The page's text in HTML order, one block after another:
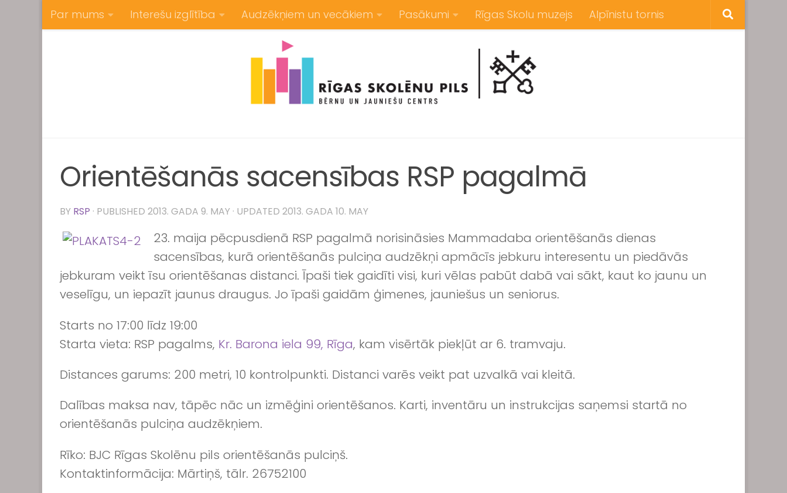
Skip to content
Par mums Interešu izglītība Audzēkņiem un vecākiem Pasākumi Rīgas Skolu muzejs Alpīnistu tornis
Orientēšanās sacensības RSP pagalmā
BY RSP · PUBLISHED 2013. GADA 9. MAY · UPDATED 2013. GADA 10. MAY
23. maija pēcpusdienā RSP pagalmā norisināsies Mammadaba orientēšanās dienas
sacensības, kurā orientēšanās pulciņa audzēkņi apmācīs jebkuru interesentu un piedāvās
jebkuram veikt īsu orientēšanas distanci. Īpaši tiek gaidīti visi, kuri vēlas pabūt dabā vai sākt, kaut ko jaunu un
veselīgu, un iepazīt jaunus draugus. Jo īpaši gaidām ģimenes, jauniešus un seniorus.
Starts no 17:00 līdz 19:00
Starta vieta: RSP pagalms, Kr. Barona iela 99, Rīga, kam visērtāk piekļūt ar 6. tramvaju.
Distances garums: 200 metri, 10 kontrolpunkti. Distanci varēs veikt pat uzvalkā vai kleitā.
Dalības maksa nav, tāpēc nāc un izmēģini orientēšanos. Karti, inventāru un instrukcijas saņemsi startā no
orientēšanās pulciņa audzēkņiem.
Rīko: BJC Rīgas Skolēnu pils orientēšanās pulciņš.
Kontaktinformācija: Mārtiņš, tālr. 26752100